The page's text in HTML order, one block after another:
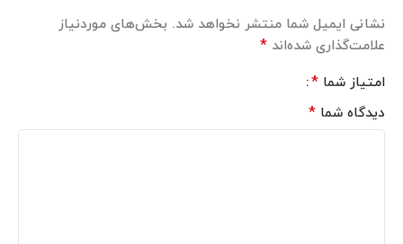
نشانی ایمیل شما منتشر نخواهد شد. بخش‌های موردنیاز
علامت‌گذاری شده‌اند *
امتیاز شما *
دیدگاه شما *